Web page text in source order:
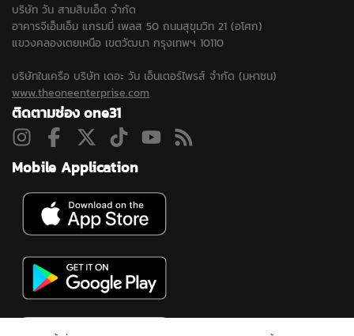
บริษัท วัน สามสิบเอ็ด จำกัด
อาคารจีเอ็มเอ็ม แกรมมี่ เพลส 50 ถนนสุขุมวิท 21 (อโศก)
แขวงคลองเตยเหนือ เขตวัฒนา กรุงเทพฯ 10110
บริษัทในเครือ บริษัท เดอะ วัน เอ็นเตอร์ไพรส์ จำกัด (มหาชน)
www.theoneenterprise.com
ติดตามช่อง one31
Mobile Application